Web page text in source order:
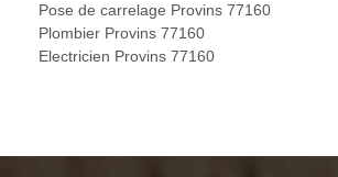
Pose de carrelage Provins 77160
Plombier Provins 77160
Electricien Provins 77160